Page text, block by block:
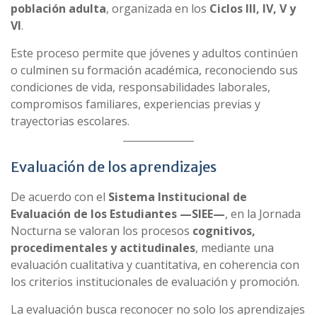
población adulta, organizada en los Ciclos III, IV, V y
VI.
Este proceso permite que jóvenes y adultos continúen
o culminen su formación académica, reconociendo sus
condiciones de vida, responsabilidades laborales,
compromisos familiares, experiencias previas y
trayectorias escolares.
Evaluación de los aprendizajes
De acuerdo con el Sistema Institucional de
Evaluación de los Estudiantes —SIEE—, en la Jornada
Nocturna se valoran los procesos cognitivos,
procedimentales y actitudinales, mediante una
evaluación cualitativa y cuantitativa, en coherencia con
los criterios institucionales de evaluación y promoción.
La evaluación busca reconocer no solo los aprendizajes